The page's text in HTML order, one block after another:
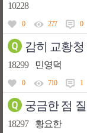
10228
0 277 0
감히 교황
18299 민영덕
0 710 1
궁금한 점
18297 황요한